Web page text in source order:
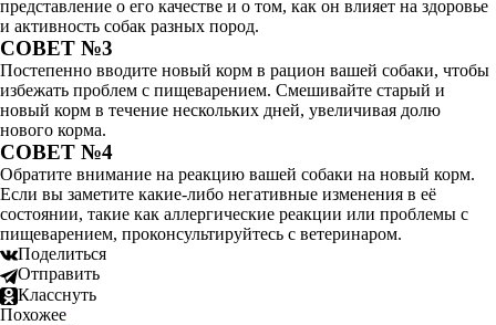
представление о его качестве и о том, как он влияет на здоровье
и активность собак разных пород.
СОВЕТ №3
Постепенно вводите новый корм в рацион вашей собаки, чтобы
избежать проблем с пищеварением. Смешивайте старый и
новый корм в течение нескольких дней, увеличивая долю
нового корма.
СОВЕТ №4
Обратите внимание на реакцию вашей собаки на новый корм.
Если вы заметите какие-либо негативные изменения в её
состоянии, такие как аллергические реакции или проблемы с
пищеварением, проконсультируйтесь с ветеринаром.
Поделиться
Отправить
Класснуть
Похожее